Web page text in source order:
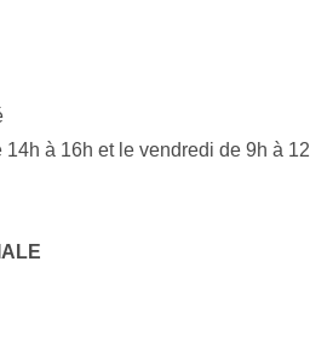
à 16h et le vendredi de 9h à